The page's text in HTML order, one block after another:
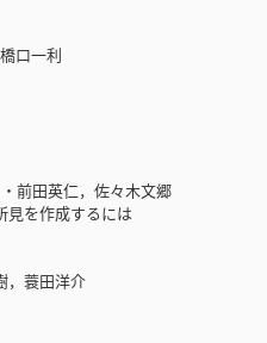
口一利
前田英仁，佐々木文郷
を作成するには
，蓑田洋介